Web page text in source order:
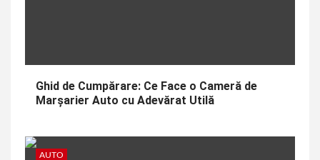
Ghid de Cumpărare: Ce Face o Cameră de
Marșarier Auto cu Adevărat Utilă
AUTO